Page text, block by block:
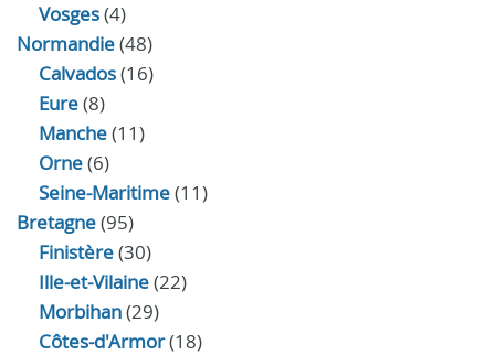
Vosges(4)
Normandie(48)
Calvados(16)
Eure(8)
Manche(11)
Orne(6)
Seine-Maritime(11)
Bretagne(95)
Finistère(30)
Ille-et-Vilaine(22)
Morbihan(29)
Côtes-d'Armor(18)